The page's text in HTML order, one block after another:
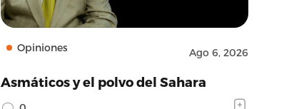
Opiniones Ago 6, 2026
Asmáticos y el polvo del Sahara